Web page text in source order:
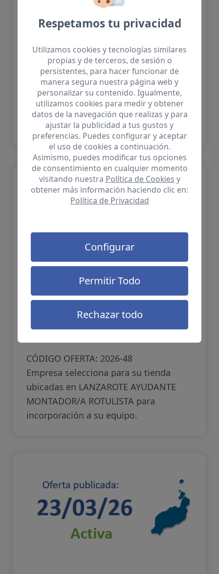
AUXILIAR DE
ENFERMERÍA /
CÓDIGO OFERTA: 2026-50
Empresa ubicada en CRUCE DE
ARINAGA selecciona AUXILIAR DE
ENFERMERÍA / GEROCULTOR para
incorporación a su equipo.
AYUDANTE
MONTADOR/A
ROTULISTA
CÓDIGO OFERTA: 2026-48
Empresa selecciona para su tienda
ubicadas en LANZAROTE AYUDANTE
MONTADOR/A ROTULISTA para
incorporación a su equipo.
Respetamos tu privacidad
Utilizamos cookies y tecnologías similares
propias y de terceros, de sesión o
persistentes, para hacer funcionar de
manera segura nuestra página web y
personalizar su contenido. Igualmente,
utilizamos cookies para medir y obtener
datos de la navegación que realizas y para
ajustar la publicidad a tus gustos y
preferencias. Puedes configurar y aceptar
el uso de cookies a continuación.
Asimismo, puedes modificar tus opciones
de consentimiento en cualquier momento
visitando nuestra Política de Cookies y
obtener más información haciendo clic en:
Política de Privacidad
Configurar
Permitir Todo
Rechazar todo